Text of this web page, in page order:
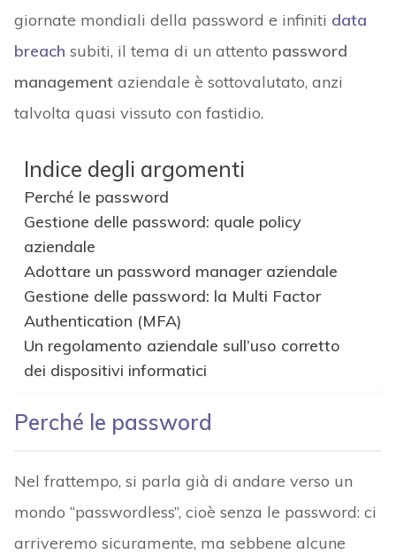
giornate mondiali della password e infiniti data
breach subiti, il tema di un attento password
managementaziendale è sottovalutato, anzi
talvolta quasi vissuto con fastidio.
Indice degli argomenti
Perché le password
Gestione delle password: quale policy
aziendale
Adottare un password manager aziendale
Gestione delle password: la Multi Factor
Authentication (MFA)
Un regolamento aziendale sull’uso corretto
dei dispositivi informatici
Perché le password
Nel frattempo, si parla già di andare verso un
mondo “passwordless”, cioè senza le password: ci
arriveremo sicuramente, ma sebbene alcune